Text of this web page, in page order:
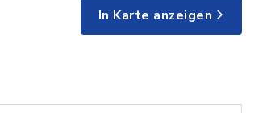
In Karte anzeigen